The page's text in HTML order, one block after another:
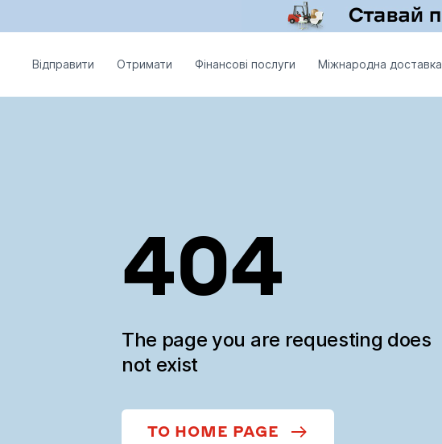
Відправити Отримати Фінансові послуги Міжнародна доставка
404
The page you are requesting does
not exist
TO HOME PAGE